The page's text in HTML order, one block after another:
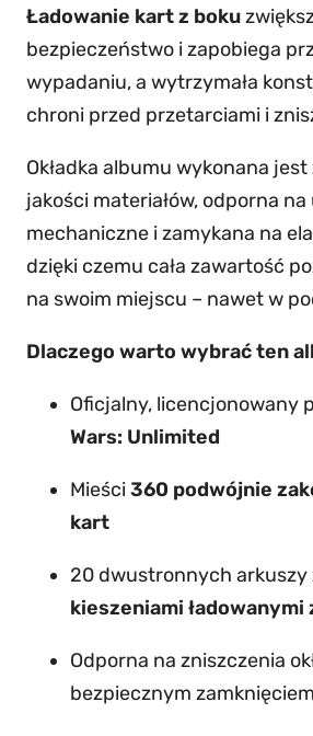
Ładowanie kart z boku
bezpieczeństwo i zapobiega
wypadaniu, a wytrzymała
chroni przed przetarciami i
Okładka albumu wykonana
jakości materiałów, odporna
mechaniczne i zamykana na
dzięki czemu cała zawartość
na swoim miejscu – nawet w
Dlaczego warto wybrać ten
Oficjalny, licencjonowany
Wars: Unlimited
Mieści360 podwójnie
kart
20 dwustronnych arkuszy
kieszeniami ładowanymi
Odporna na zniszczenia
bezpiecznym